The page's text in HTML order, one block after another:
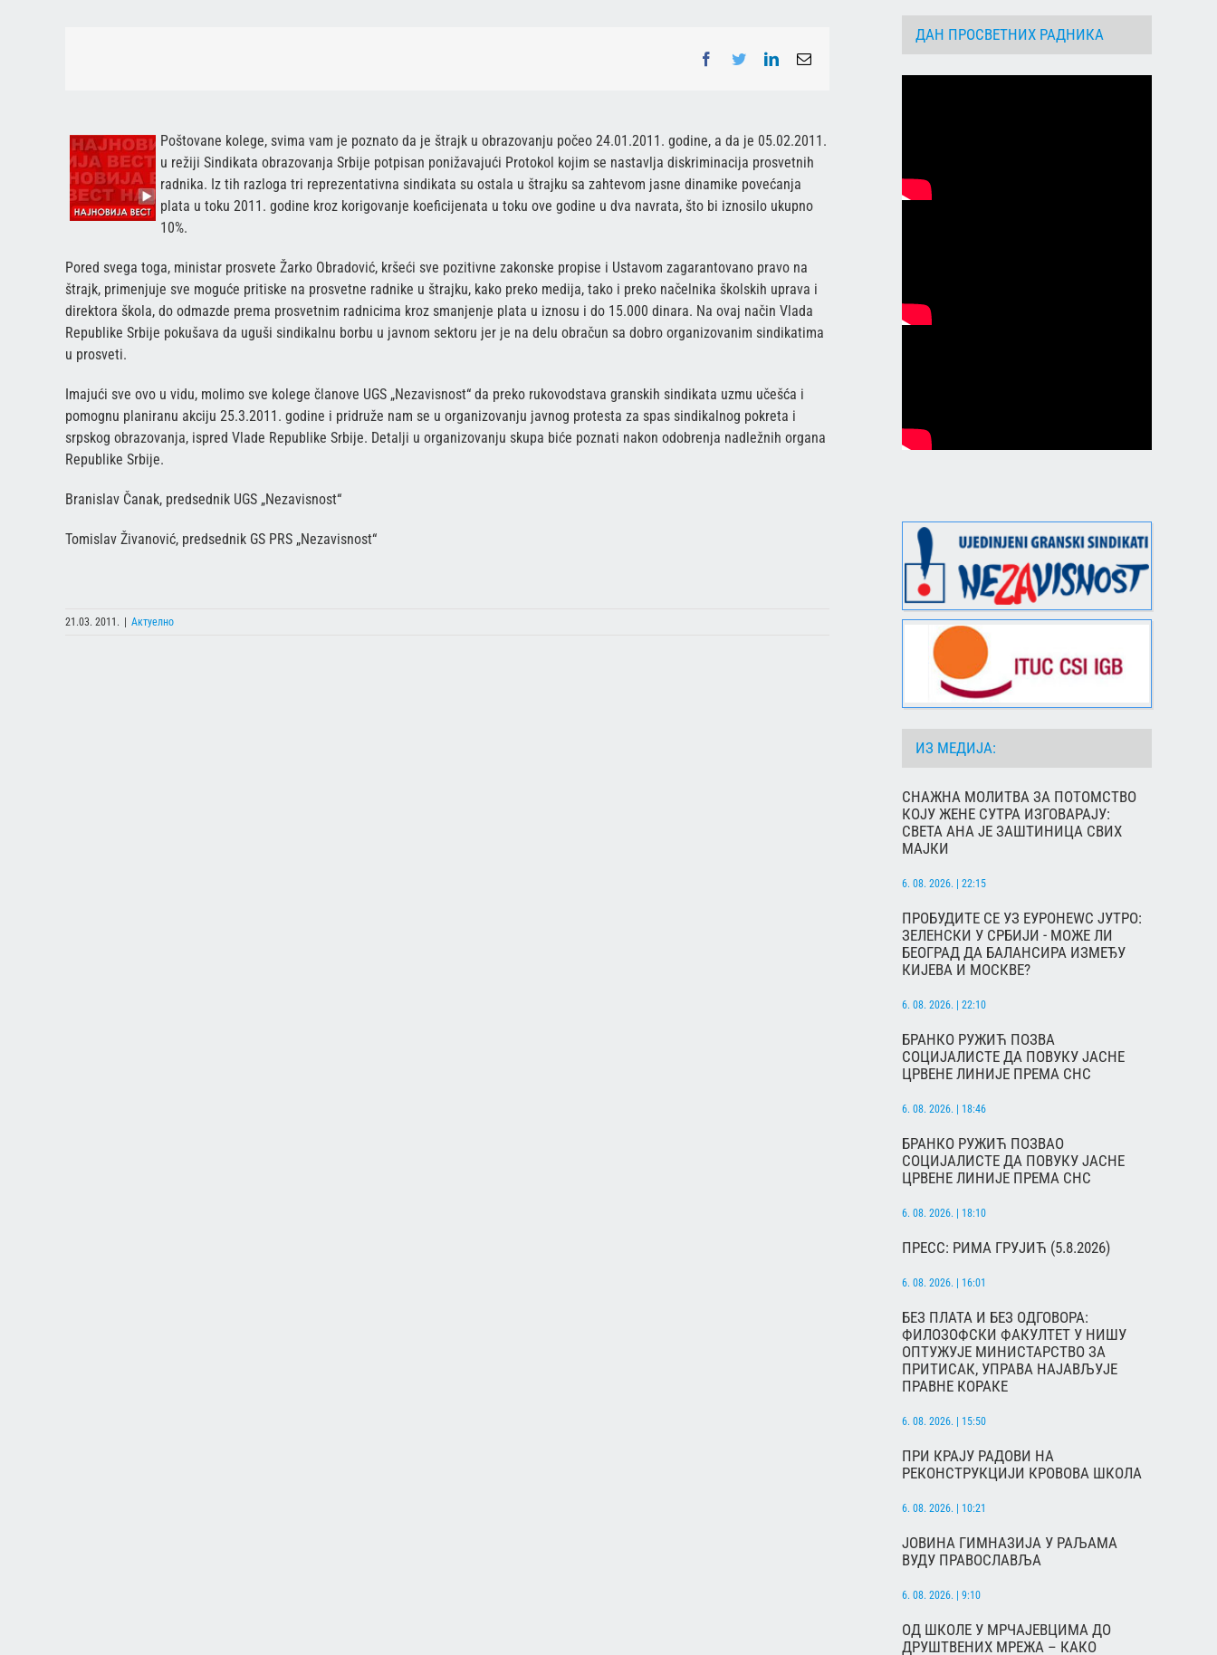
Facebook
TwitterLinkedInEmail
Poštovane kolege, svima vam je poznato da je štrajk u obrazovanju počeo 24.01.2011. godine, a da je 05.02.2011.
u režiji Sindikata obrazovanja Srbije potpisan ponižavajući Protokol kojim se nastavlja diskriminacija prosvetnih
radnika. Iz tih razloga tri reprezentativna sindikata su ostala u štrajku sa zahtevom jasne dinamike povećanja
plata u toku 2011. godine kroz korigovanje koeficijenata u toku ove godine u dva navrata, što bi iznosilo ukupno
10%.
Pored svega toga, ministar prosvete Žarko Obradović, kršeći sve pozitivne zakonske propise i Ustavom zagarantovano pravo na
štrajk, primenjuje sve moguće pritiske na prosvetne radnike u štrajku, kako preko medija, tako i preko načelnika školskih uprava i
direktora škola, do odmazde prema prosvetnim radnicima kroz smanjenje plata u iznosu i do 15.000 dinara. Na ovaj način Vlada
Republike Srbije pokušava da uguši sindikalnu borbu u javnom sektoru jer je na delu obračun sa dobro organizovanim sindikatima
u prosveti.
Imajući sve ovo u vidu, molimo sve kolege članove UGS „Nezavisnost“ da preko rukovodstava granskih sindikata uzmu učešća i
pomognu planiranu akciju 25.3.2011. godine i pridruže nam se u organizovanju javnog protesta za spas sindikalnog pokreta i
srpskog obrazovanja, ispred Vlade Republike Srbije. Detalji u organizovanju skupa biće poznati nakon odobrenja nadležnih organa
Republike Srbije.
Branislav Čanak, predsednik UGS „Nezavisnost“
Tomislav Živanović, predsednik GS PRS „Nezavisnost“
21.03. 2011. Актуелно
ДАН ПРОСВЕТНИХ РАДНИКА
ИЗ МЕДИЈА:
СНАЖНА МОЛИТВА ЗА ПОТОМСТВО
КОЈУ ЖЕНЕ СУТРА ИЗГОВАРАЈУ:
СВЕТА АНА ЈЕ ЗАШТИНИЦА СВИХ
МАЈКИ
6. 08. 2026. | 22:15
ПРОБУДИТЕ СЕ УЗ ЕУРОНЕWС ЈУТРО:
ЗЕЛЕНСКИ У СРБИЈИ - МОЖЕ ЛИ
БЕОГРАД ДА БАЛАНСИРА ИЗМЕЂУ
КИЈЕВА И МОСКВЕ?
6. 08. 2026. | 22:10
БРАНКО РУЖИЋ ПОЗВА
СОЦИЈАЛИСТЕ ДА ПОВУКУ ЈАСНЕ
ЦРВЕНЕ ЛИНИЈЕ ПРЕМА СНС
6. 08. 2026. | 18:46
БРАНКО РУЖИЋ ПОЗВАО
СОЦИЈАЛИСТЕ ДА ПОВУКУ ЈАСНЕ
ЦРВЕНЕ ЛИНИЈЕ ПРЕМА СНС
6. 08. 2026. | 18:10
ПРЕСС: РИМА ГРУЈИЋ (5.8.2026)
6. 08. 2026. | 16:01
БЕЗ ПЛАТА И БЕЗ ОДГОВОРА:
ФИЛОЗОФСКИ ФАКУЛТЕТ У НИШУ
ОПТУЖУЈЕ МИНИСТАРСТВО ЗА
ПРИТИСАК, УПРАВА НАЈАВЉУЈЕ
ПРАВНЕ КОРАКЕ
6. 08. 2026. | 15:50
ПРИ КРАЈУ РАДОВИ НА
РЕКОНСТРУКЦИЈИ КРОВОВА ШКОЛА
6. 08. 2026. | 10:21
ЈОВИНА ГИМНАЗИЈА У РАЉАМА
ВУДУ ПРАВОСЛАВЉА
6. 08. 2026. | 9:10
ОД ШКОЛЕ У МРЧАЈЕВЦИМА ДО
ДРУШТВЕНИХ МРЕЖА – КАКО